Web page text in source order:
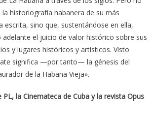
historiografía habanera de su más
sino que, sustentándose en ella,
el juicio de valor histórico sobre sus
y lugares históricos y artísticos. Visto
significa —por tanto— la génesis del
de la Habana Vieja».
la Cinemateca de Cuba y la revista Opus